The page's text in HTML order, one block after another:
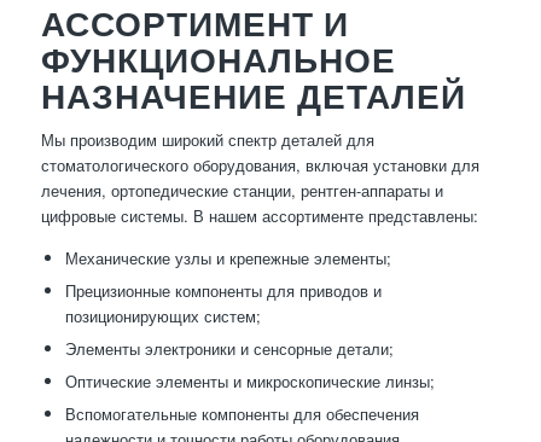
АССОРТИМЕНТ И
ФУНКЦИОНАЛЬНОЕ
НАЗНАЧЕНИЕ ДЕТАЛЕЙ
Мы производим широкий спектр деталей для
стоматологического оборудования, включая установки для
лечения, ортопедические станции, рентген-аппараты и
цифровые системы. В нашем ассортименте представлены:
Механические узлы и крепежные элементы;
Прецизионные компоненты для приводов и
позиционирующих систем;
Элементы электроники и сенсорные детали;
Оптические элементы и микроскопические линзы;
Вспомогательные компоненты для обеспечения